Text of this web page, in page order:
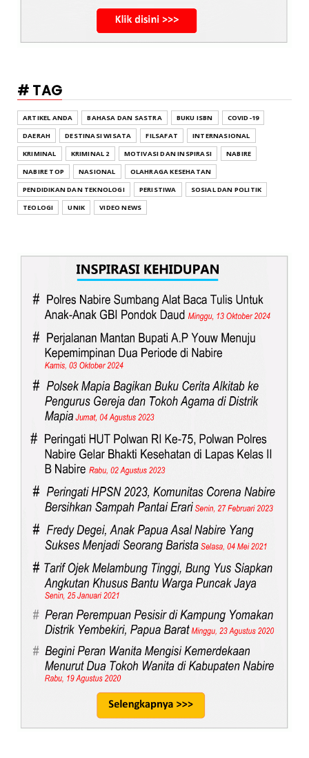
# TAG
ARTIKEL ANDA BAHASA DAN SASTRA BUKU ISBN
COVID-19
DAERAH
DESTINASI WISATA FILSAFAT
INTERNASIONAL
KRIMINAL
KRIMINAL 2 MOTIVASI DAN INSPIRASI
NABIRE
NABIRE TOP
NASIONAL
OLAHRAGA KESEHATAN
PENDIDIKAN DAN TEKNOLOGI
PERISTIWA
SOSIAL DAN POLITIK
TEOLOGI
UNIK VIDEO NEWS